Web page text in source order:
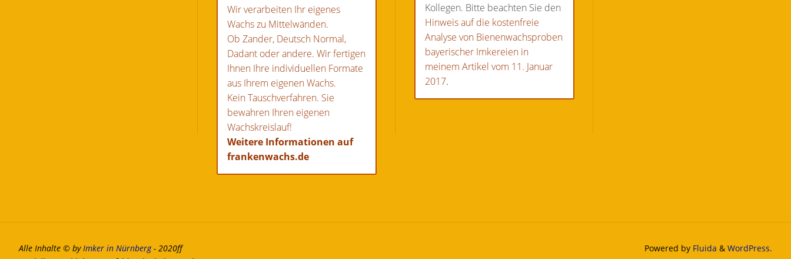
Wir verarbeiten Ihr eigenes
Wachs zu Mittelwänden.
Ob Zander, Deutsch Normal,
Dadant oder andere. Wir fertigen
Ihnen Ihre individuellen Formate
aus Ihrem eigenen Wachs.
Kein Tauschverfahren. Sie
bewahren Ihren eigenen
Wachskreislauf!
Weitere Informationen auf
frankenwachs.de
Kollegen. Bitte beachten Sie den
Hinweis auf die kostenfreie
Analyse von Bienenwachsproben
bayerischer Imkereien in
meinem Artikel vom 11. Januar
2017.
Alle Inhalte © by Imker in Nürnberg- 2020ff
Powered by Fluida & WordPress.